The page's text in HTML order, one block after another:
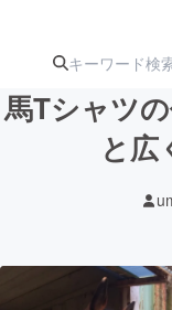
アート
馬Tシャツ
と広